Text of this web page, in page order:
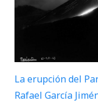
La erupción del
Rafael García